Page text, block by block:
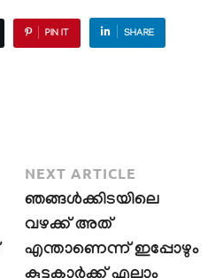
PIN IT SHARE
NEXT ARTICLE
ഞങ്ങൾക്കിടയിലെ
വഴക്ക് അത്
എന്താണെന്ന് ഇപ്പോഴും